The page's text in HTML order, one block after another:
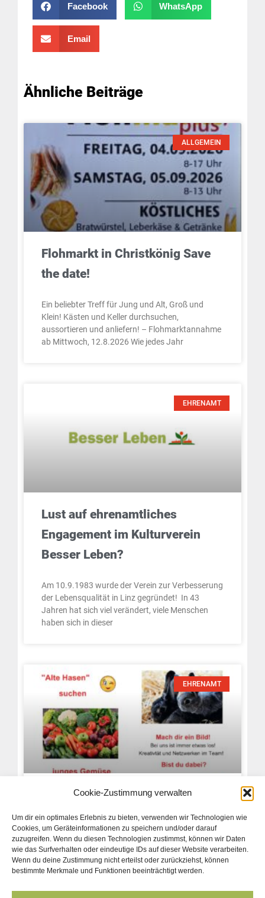
Cookie-Zustimmung verwalten
Um dir ein optimales Erlebnis zu bieten, verwenden wir Technologien wie
Cookies, um Geräteinformationen zu speichern und/oder darauf
zuzugreifen. Wenn du diesen Technologien zustimmst, können wir Daten
wie das Surfverhalten oder eindeutige IDs auf dieser Website verarbeiten.
Wenn du deine Zustimmung nicht erteilst oder zurückziehst, können
bestimmte Merkmale und Funktionen beeinträchtigt werden.
Facebook WhatsApp
Email
Ähnliche Beiträge
ALLGEMEIN
Flohmarkt in Christkönig Save
the date!
Ein beliebter Treff für Jung und Alt, Groß und
Klein! Kästen und Keller durchsuchen,
aussortieren und anliefern! – Flohmarktannahme
ab Mittwoch, 12.8.2026 Wie jedes Jahr
EHRENAMT
Lust auf ehrenamtliches
Engagement im Kulturverein
Besser Leben?
Am 10.9.1983 wurde der Verein zur Verbesserung
der Lebensqualität in Linz gegründet! In 43
Jahren hat sich viel verändert, viele Menschen
haben sich in dieser
EHRENAMT
Wanted – Wir suchen dich!
Anforderungsprofil für ehrenamtliche Mitarbeit im
Besser Leben: Du bist dynamisch, flexibel, offen
für Neues? Du magst und bist gerne unter
Menschen? Du verfügst über bestimmte